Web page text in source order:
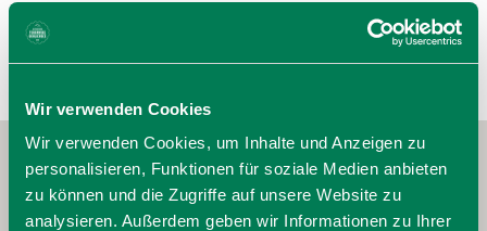
Wir verwenden Cookies
Wir verwenden Cookies, um Inhalte und Anzeigen zu
personalisieren, Funktionen für soziale Medien anbieten
zu können und die Zugriffe auf unsere Website zu
analysieren. Außerdem geben wir Informationen zu Ihrer